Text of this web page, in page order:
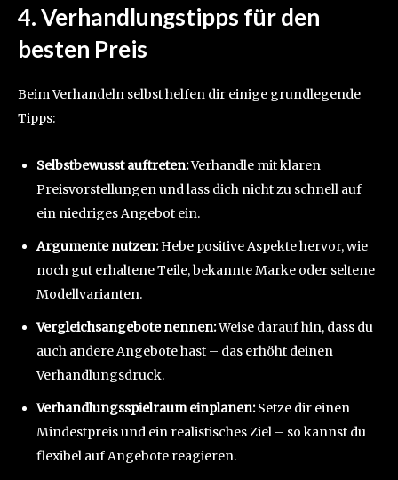
4. Verhandlungstipps für den
besten Preis
Beim Verhandeln selbst helfen dir einige grundlegende
Tipps:
Selbstbewusst auftreten:Verhandle mit klaren
Preisvorstellungen und lass dich nicht zu schnell auf
ein niedriges Angebot ein.
Argumente nutzen:Hebe positive Aspekte hervor, wie
noch gut erhaltene Teile, bekannte Marke oder seltene
Modellvarianten.
Vergleichsangebote nennen:Weise darauf hin, dass du
auch andere Angebote hast – das erhöht deinen
Verhandlungsdruck.
Verhandlungsspielraum einplanen:Setze dir einen
Mindestpreis und ein realistisches Ziel – so kannst du
flexibel auf Angebote reagieren.